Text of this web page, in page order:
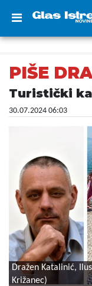
PIŠE
Turistički
30.07.2024 06:03
Dražen Katalinić,
Križanec)